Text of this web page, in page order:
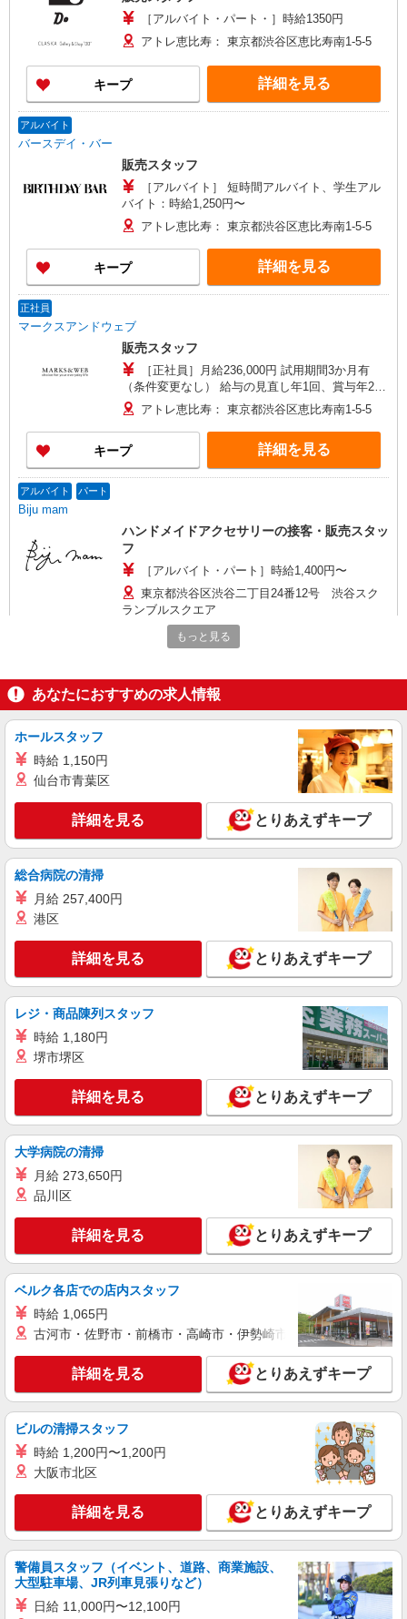
［アルバイト・パート・］時給1350円
アトレ恵比寿： 東京都渋谷区恵比寿南1-5-5
キープ 詳細を見る
アルバイト
バースデイ・バー
販売スタッフ
［アルバイト］ 短時間アルバイト、学生アル
バイト：時給1,250円〜
アトレ恵比寿： 東京都渋谷区恵比寿南1-5-5
キープ 詳細を見る
正社員
マークスアンドウェブ
販売スタッフ
［正社員］月給236,000円 試用期間3か月有
（条件変更なし） 給与の見直し年1回、賞与年2回
（1年以上勤務者）、決算賞与年1回 ※当社規程
による 【キャリアプラン】 働き甲斐を感じる環境
の実現のため、明確なキャリアプラン制度をご用
意。各職位毎に求める役割・責務などを細かく設
定。年に1回行う人事面談では、制度に基づいた適
250,000円 パートナー1級 月給264,000円 ※入社
時はパートナー3級からスタート
アトレ恵比寿： 東京都渋谷区恵比寿南1-5-5
キープ 詳細を見る
アルバイト パート
Biju mam
ハンドメイドアクセサリーの接客・販売スタッ
フ
［アルバイト・パート］時給1,400円〜
東京都渋谷区渋谷二丁目24番12号 渋谷スク
ランブルスクエア
正社員
THE SHOP
東京都渋谷区渋谷二丁目24番12号 渋谷スク
ランブルスクエア
キープ 詳細を見る
アルバイト
ドラスティック ザ バゲージ
［アルバイト・パート］時給1,300円〜 ※経
験・能力により優遇します。 ※試用期間（1ヶ月
間）：同条件
キープ 詳細を見る
ジュエリー販売スタッフ
［契約社員］月給200,000円〜 ［正社員］月給
210,000円〜 ※経験・能力により優遇します。 ※
諸手当：通勤交通費支給、時間外勤務手当、深夜
勤務手当、着替手当（勤務状況に応じて支給）
アトレ恵比寿： 東京都渋谷区恵比寿南1-5-5
キープ 詳細を見る
アルバイト パート
BILAN原宿本店 東急プラザ原宿「ハラカド」店
販売スタッフ
［アルバイト］時給1,500円（試用期間中も同
様）
東京都渋谷区神宮前六丁目31番21号 東急プ
ラザ原宿 ハラカド
キープ 詳細を見る
アルバイト パート 契約社員
エンハーブ
販売スタッフ
［契約社員］月給217,000円〜 ［アルバイト・
パート］時給1,260円以上 ※契約社員は月給制、
アルバイト・パートは時給制です。
アトレ恵比寿： 東京都渋谷区恵比寿南1-5-5
キープ 詳細を見る
もっと見る
あなたにおすすめの求人情報
ホールスタッフ
時給 1,150円
仙台市青葉区
詳細を見る とりあえずキープ
総合病院の清掃
月給 257,400円
港区
詳細を見る とりあえずキープ
レジ・商品陳列スタッフ
時給 1,180円
堺市堺区
詳細を見る とりあえずキープ
大学病院の清掃
月給 273,650円
品川区
詳細を見る とりあえずキープ
ベルク各店での店内スタッフ
時給 1,065円
古河市・佐野市・前橋市・高崎市・伊勢崎市・太田市・館林市
詳細を見る とりあえずキープ
ビルの清掃スタッフ
時給 1,200円〜1,200円
大阪市北区
詳細を見る とりあえずキープ
警備員スタッフ（イベント、道路、商業施設、
大型駐車場、JR列車見張りなど）
日給 11,000円〜12,100円